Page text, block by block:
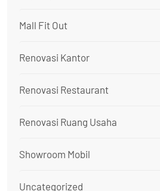
Mall Fit Out
Renovasi Kantor
Renovasi Restaurant
Renovasi Ruang Usaha
Showroom Mobil
Uncategorized